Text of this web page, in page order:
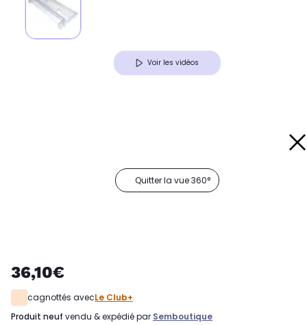
Voir les vidéos
Quitter la vue 360°
36,10€
cagnottés avecLe Club+
produit neuf vendu & expédié par Semboutique